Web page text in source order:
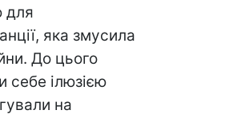
для
яка змусила
До цього
себе ілюзією
на